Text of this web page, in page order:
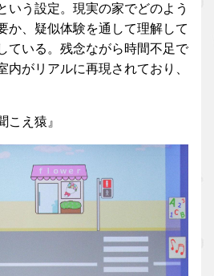
いう設定。現実の家でどのよう
か、疑似体験を通して理解して
ている。残念ながら時間不足で
内がリアルに再現されており、
え猿』